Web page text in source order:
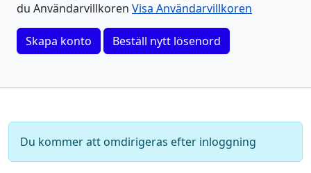
du Användarvillkoren Visa Användarvillkoren
Skapa konto Beställ nytt lösenord
Du kommer att omdirigeras efter inloggning